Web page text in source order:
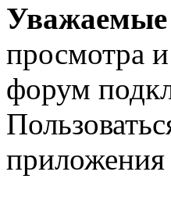
Уважаемые
просмотра
форум
приложения